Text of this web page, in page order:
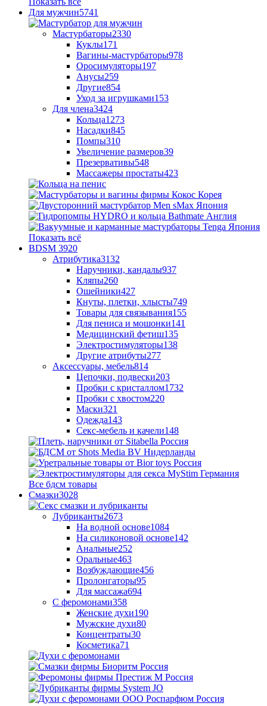
Для мужчин5741
Мастурбаторы2330
Куклы171
Вагины-мастурбаторы978
Оросимуляторы197
Анусы259
Другие854
Уход за игрушками153
Для члена3424
Кольца1273
Насадки845
Помпы310
Увеличение размеров39
Презервативы548
Массажеры простаты423
Показать всё
BDSM 3920
Атрибутика3132
Наручники, кандалы937
Кляпы260
Ошейники427
Кнуты, плетки, хлысты749
Товары для связывания155
Для пениса и мошонки141
Медицинский фетиш135
Электростимуляторы138
Другие атрибуты277
Аксессуары, мебель814
Цепочки, подвески203
Пробки с кристаллом1732
Пробки с хвостом220
Маски321
Одежда143
Секс-мебель и качели148
Все бдсм товары
Смазки3028
Лубриканты2673
На водной основе1084
На силиконовой основе142
Анальные252
Оральные463
Возбуждающие456
Пролонгаторы95
Для массажа694
С феромонами358
Женские духи190
Мужские духи80
Концентраты30
Косметика71